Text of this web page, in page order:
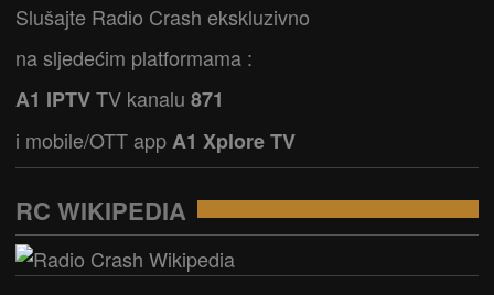
Slušajte Radio Crash ekskluzivno
na sljedećim platformama :
A1 IPTVTV kanalu 871
i mobile/OTT app A1 Xplore TV
RC WIKIPEDIA